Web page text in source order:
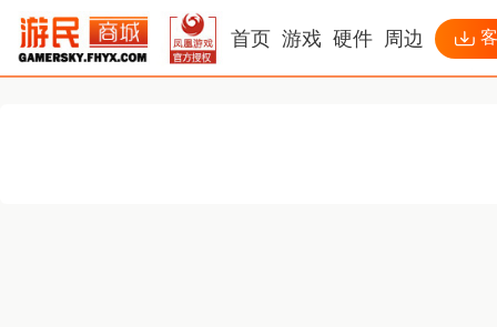
首页 游戏 硬件 周边